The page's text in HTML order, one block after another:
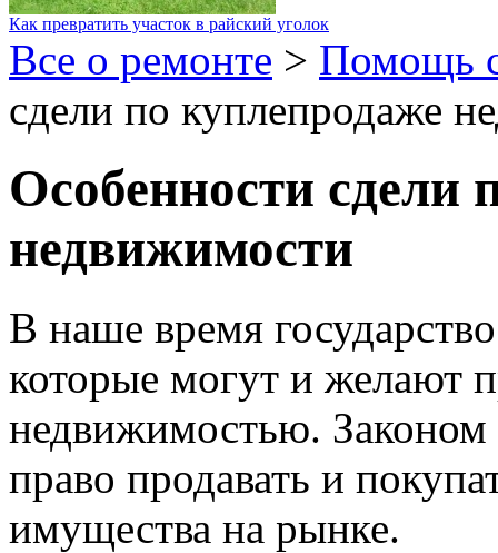
Как превратить участок в райский уголок
Все о ремонте > Помощь
сдели по куплепродаже
Особенности сдели
недвижимости
В наше время
которые могут и желают
недвижимостью.
право продавать и
имущества на рынке.